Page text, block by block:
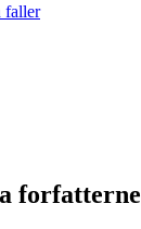
faller
forfatterne